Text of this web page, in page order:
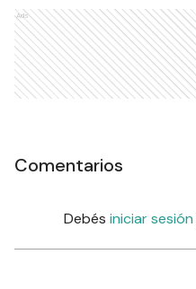
Ads
Comentarios
Debés iniciar sesión